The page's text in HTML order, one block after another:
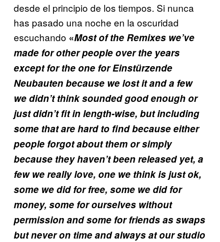
desde el principio de los tiempos. Si nunca
has pasado una noche en la oscuridad
escuchando «Most of the Remixes we’ve
made for other people over the years
except for the one for Einstürzende
Neubauten because we lost it and a few
we didn’t think sounded good enough or
just didn’t fit in length-wise, but including
some that are hard to find because either
people forgot about them or simply
because they haven’t been released yet, a
few we really love, one we think is just ok,
some we did for free, some we did for
money, some for ourselves without
permission and some for friends as swaps
but never on time and always at our studio